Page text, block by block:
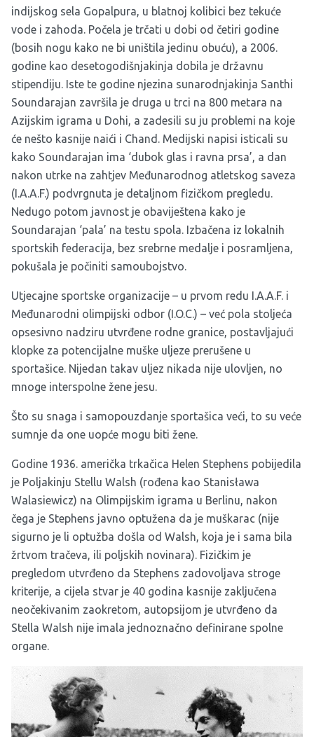
indijskog sela Gopalpura, u blatnoj kolibici bez tekuće
vode i zahoda. Počela je trčati u dobi od četiri godine
(bosih nogu kako ne bi uništila jedinu obuću), a 2006.
godine kao desetogodišnjakinja dobila je državnu
stipendiju. Iste te godine njezina sunarodnjakinja Santhi
Soundarajan završila je druga u trci na 800 metara na
Azijskim igrama u Dohi, a zadesili su ju problemi na koje
će nešto kasnije naići i Chand. Medijski napisi isticali su
kako Soundarajan ima ‘dubok glas i ravna prsa’, a dan
nakon utrke na zahtjev Međunarodnog atletskog saveza
(I.A.A.F.) podvrgnuta je detaljnom fizičkom pregledu.
Nedugo potom javnost je obaviještena kako je
Soundarajan ‘pala’ na testu spola. Izbačena iz lokalnih
sportskih federacija, bez srebrne medalje i posramljena,
pokušala je počiniti samoubojstvo.
Utjecajne sportske organizacije – u prvom redu I.A.A.F. i
Međunarodni olimpijski odbor (I.O.C.) – već pola stoljeća
opsesivno nadziru utvrđene rodne granice, postavljajući
klopke za potencijalne muške uljeze prerušene u
sportašice. Nijedan takav uljez nikada nije ulovljen, no
mnoge interspolne žene jesu.
Što su snaga i samopouzdanje sportašica veći, to su veće
sumnje da one uopće mogu biti žene.
Godine 1936. američka trkačica Helen Stephens pobijedila
je Poljakinju Stellu Walsh (rođena kao Stanisława
Walasiewicz) na Olimpijskim igrama u Berlinu, nakon
čega je Stephens javno optužena da je muškarac (nije
sigurno je li optužba došla od Walsh, koja je i sama bila
žrtvom tračeva, ili poljskih novinara). Fizičkim je
pregledom utvrđeno da Stephens zadovoljava stroge
kriterije, a cijela stvar je 40 godina kasnije zaključena
neočekivanim zaokretom, autopsijom je utvrđeno da
Stella Walsh nije imala jednoznačno definirane spolne
organe.